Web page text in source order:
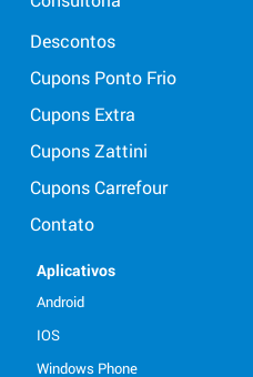
Descontos
Cupons Ponto Frio
Cupons Extra
Cupons Zattini
Cupons Carrefour
Contato
Aplicativos
Android
IOS
Windows Phone